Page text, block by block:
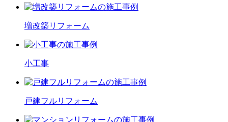
増改築リフォーム
小工事
戸建フルリフォーム